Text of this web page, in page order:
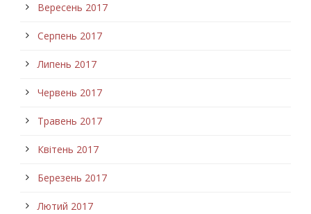
Вересень 2017
Серпень 2017
Липень 2017
Червень 2017
Травень 2017
Квітень 2017
Березень 2017
Лютий 2017